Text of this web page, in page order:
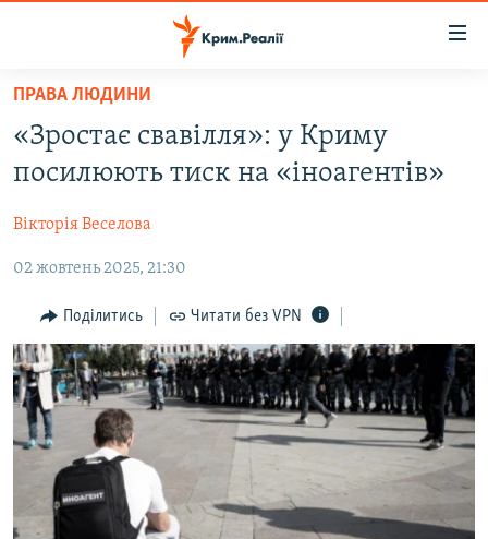
Перейти
основного
матеріалу
до
навігації
Перейти
пошуку
ВОДА.КРИМ
ПОЛІТИКА
БЛОГИ
ПОГЛЯД
ІНТЕРВ'Ю
ВСЕ ЗА ДЕНЬ
СПЕЦПРОЕКТИ
ДЕПОРТАЦІЯ
ВІДЕОУРОКИ «ELIFBE»
ЯК ОБІЙТИ БЛОКУВАННЯ
Русский
ПРАВА ЛЮДИНИ
«Зростає свавілля»: у Криму
посилюють тиск на «іноагентів»
Вікторія Веселова
02 жовтень 2025, 21:30
Поділитись Читати без VPN